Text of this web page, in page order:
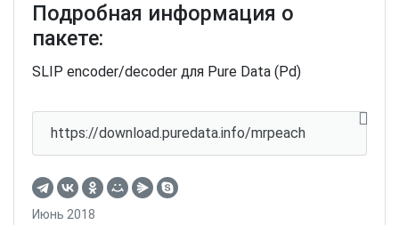
Подробная информация о
пакете:
SLIP encoder/decoder для Pure Data (Pd)
https://download.puredata.info/mrpeach
Июнь 2018